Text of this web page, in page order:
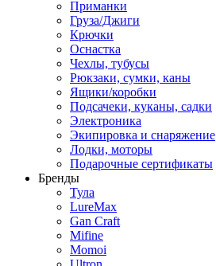
Приманки
Груза/Джиги
Крючки
Оснастка
Чехлы, тубусы
Рюкзаки, сумки, каны
Ящики/коробки
Подсачеки, куканы, садки
Электроника
Экипировка и снаряжение
Лодки, моторы
Подарочные сертификаты
Бренды
Тула
LureMax
Gan Craft
Mifine
Momoi